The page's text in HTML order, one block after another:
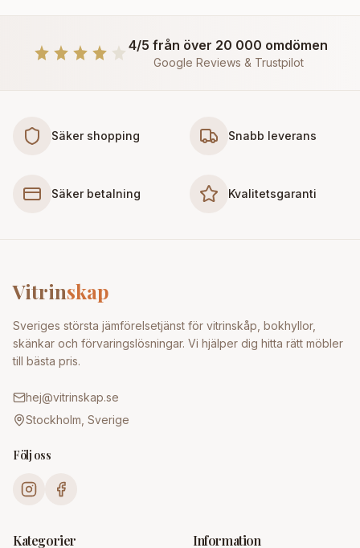
4/5 från över 20 000 omdömen
Google Reviews & Trustpilot
Säker shopping Snabb leverans
Säker betalning Kvalitetsgaranti
Vitrinskap
Sveriges största jämförelsetjänst för vitrinskåp, bokhyllor,
skänkar och förvaringslösningar. Vi hjälper dig hitta rätt möbler
till bästa pris.
hej@vitrinskap.se
Stockholm, Sverige
Följ oss
Kategorier Information